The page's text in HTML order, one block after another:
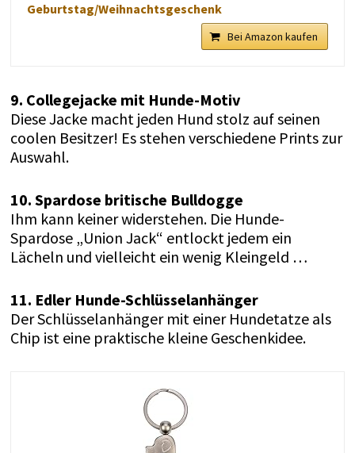
Geburtstag/Weihnachtsgeschenk
Bei Amazon kaufen
9. Collegejacke mit Hunde-Motiv
Diese Jacke macht jeden Hund stolz auf seinen
coolen Besitzer! Es stehen verschiedene Prints zur
Auswahl.
10. Spardose britische Bulldogge
Ihm kann keiner widerstehen. Die Hunde-
Spardose „Union Jack“ entlockt jedem ein
Lächeln und vielleicht ein wenig Kleingeld …
11. Edler Hunde-Schlüsselanhänger
Der Schlüsselanhänger mit einer Hundetatze als
Chip ist eine praktische kleine Geschenkidee.